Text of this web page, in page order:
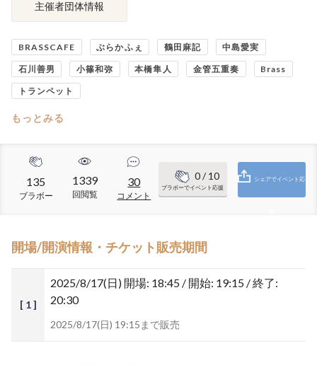
主催者団体情報
BRASSCAFE ぶらかふぇ 鶴田麻記 中島愛実
石川善男 小篠和弥 本橋隼人 金管五重奏 Brass
トランペット
もっとみる
135
ブラボー
1339
回閲覧
30
コメント
0/ 10
ブラボーでイベント応援
シェアでイベント応
開場/開演情報・チケット販売期間
[ 1 ]
2025/8/17(日) 開場: 18:45 / 開始: 19:15 / 終了:
20:30
2025/8/17(日) 19:15まで販売